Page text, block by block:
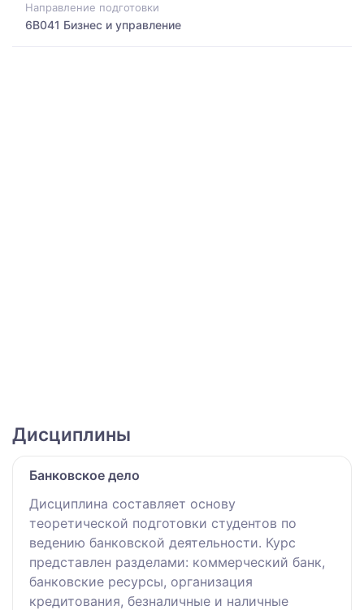
Направление подготовки
6B041 Бизнес и управление
Дисциплины
Банковское дело
Дисциплина составляет основу
теоретической подготовки студентов по
ведению банковской деятельности. Курс
представлен разделами: коммерческий банк,
банковские ресурсы, организация
кредитования, безналичные и наличные